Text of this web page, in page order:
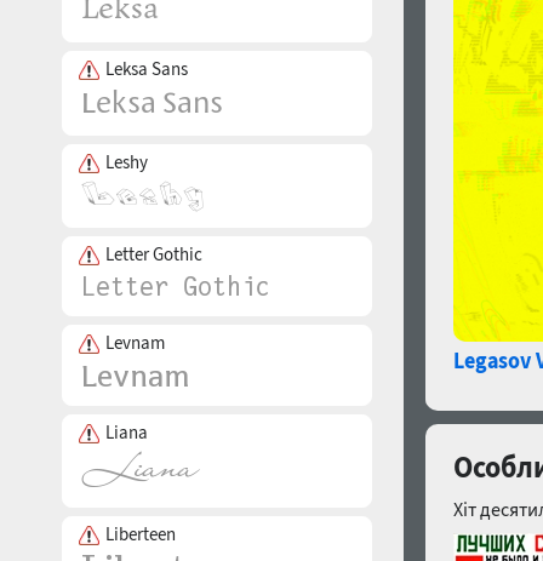
Leksa Sans
Leshy
Letter Gothic
Levnam
Liana
Liberteen
Legasov
Хіт